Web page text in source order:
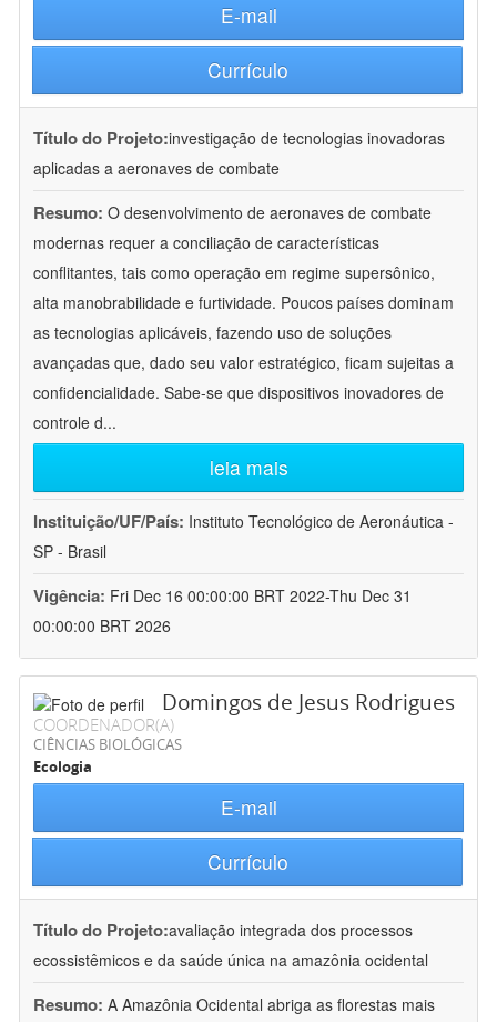
E-mail
Currículo
Título do Projeto:investigação de tecnologias inovadoras
aplicadas a aeronaves de combate
Resumo: O desenvolvimento de aeronaves de combate
modernas requer a conciliação de características
conflitantes, tais como operação em regime supersônico,
alta manobrabilidade e furtividade. Poucos países dominam
as tecnologias aplicáveis, fazendo uso de soluções
avançadas que, dado seu valor estratégico, ficam sujeitas a
confidencialidade. Sabe-se que dispositivos inovadores de
controle d...
leia mais
Instituição/UF/País: Instituto Tecnológico de Aeronáutica -
SP - Brasil
Vigência: Fri Dec 16 00:00:00 BRT 2022-Thu Dec 31
00:00:00 BRT 2026
Domingos de Jesus Rodrigues
COORDENADOR(A)
CIÊNCIAS BIOLÓGICAS
Ecologia
E-mail
Currículo
Título do Projeto:avaliação integrada dos processos
ecossistêmicos e da saúde única na amazônia ocidental
Resumo: A Amazônia Ocidental abriga as florestas mais